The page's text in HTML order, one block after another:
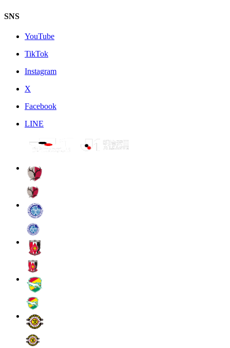
SNS
YouTube
TikTok
Instagram
X
Facebook
LINE